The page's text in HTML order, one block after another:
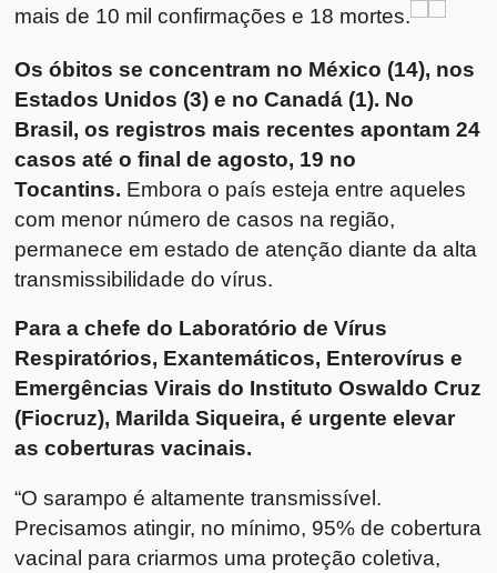
mais de 10 mil confirmações e 18 mortes.
Os óbitos se concentram no México (14), nos
Estados Unidos (3) e no Canadá (1). No
Brasil, os registros mais recentes apontam 24
casos até o final de agosto, 19 no
Tocantins. Embora o país esteja entre aqueles
com menor número de casos na região,
permanece em estado de atenção diante da alta
transmissibilidade do vírus.
Para a chefe do Laboratório de Vírus
Respiratórios, Exantemáticos, Enterovírus e
Emergências Virais do Instituto Oswaldo Cruz
(Fiocruz), Marilda Siqueira, é urgente elevar
as coberturas vacinais.
“O sarampo é altamente transmissível.
Precisamos atingir, no mínimo, 95% de cobertura
vacinal para criarmos uma proteção coletiva,